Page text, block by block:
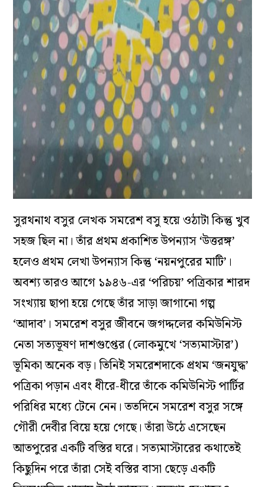
সুরথনাথ বসুর লেখক সমরেশ বসু হয়ে ওঠাটা কিন্তু খুব
সহজ ছিল না। তাঁর প্রথম প্রকাশিত উপন্যাস ‘উত্তরঙ্গ’
হলেও প্রথম লেখা উপন্যাস কিন্তু ‘নয়নপুরের মাটি’।
অবশ্য তারও আগে ১৯৪৬-এর ‘পরিচয়’ পত্রিকার শারদ
সংখ্যায় ছাপা হয়ে গেছে তাঁর সাড়া জাগানো গল্প
‘আদাব’। সমরেশ বসুর জীবনে জগদ্দলের কমিউনিস্ট
নেতা সত্যভূষণ দাশগুপ্তের (লোকমুখে ‘সত্যমাস্টার’)
ভূমিকা অনেক বড়। তিনিই সমরেশদাকে প্রথম ‘জনযুদ্ধ’
পত্রিকা পড়ান এবং ধীরে-ধীরে তাঁকে কমিউনিস্ট পার্টির
পরিধির মধ্যে টেনে নেন। ততদিনে সমরেশ বসুর সঙ্গে
গৌরী দেবীর বিয়ে হয়ে গেছে। তাঁরা উঠে এসেছেন
আতপুরের একটি বস্তির ঘরে। সত্যমাস্টারের কথাতেই
কিছুদিন পরে তাঁরা সেই বস্তির বাসা ছেড়ে একটি